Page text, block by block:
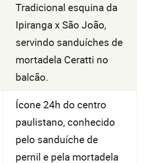
Tradicional esquina da
Ipiranga x São João,
servindo sanduíches de
mortadela Ceratti no
balcão.
Ícone 24h do centro
paulistano, conhecido
pelo sanduíche de
pernil e pela mortadela